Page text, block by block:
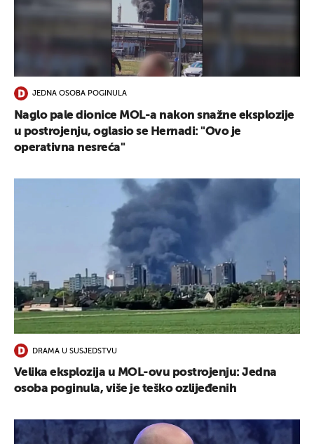
JEDNA OSOBA POGINULA
Naglo pale dionice MOL-a nakon snažne eksplozije
u postrojenju, oglasio se Hernadi: "Ovo je
operativna nesreća"
DRAMA U SUSJEDSTVU
Velika eksplozija u MOL-ovu postrojenju: Jedna
osoba poginula, više je teško ozlijeđenih
UKLJUČITE NOTIFIKACIJE